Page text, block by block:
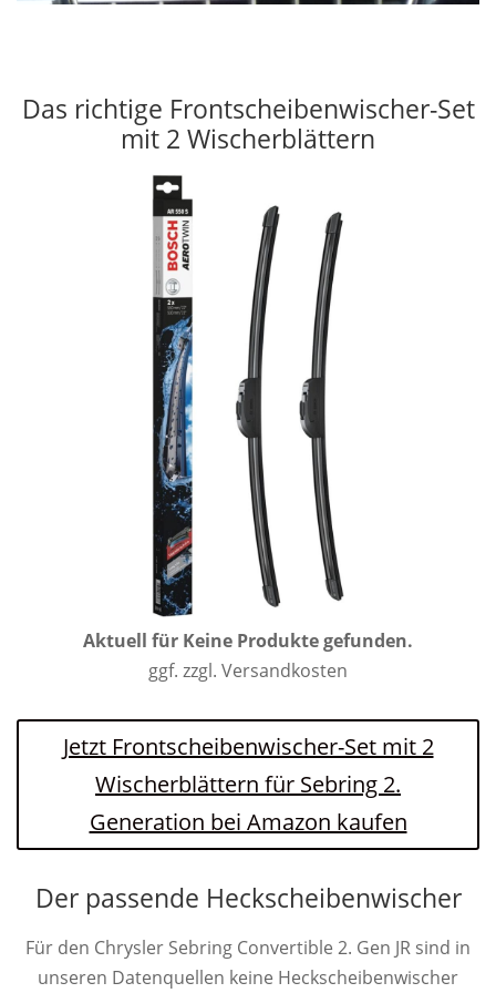
Das richtige Frontscheibenwischer-Set
mit 2 Wischerblättern
Aktuell für Keine Produkte gefunden.
ggf. zzgl. Versandkosten
Jetzt Frontscheibenwischer-Set mit 2
Wischerblättern für Sebring 2.
Generation bei Amazon kaufen
Der passende Heckscheibenwischer
Für den Chrysler Sebring Convertible 2. Gen JR sind in
unseren Datenquellen keine Heckscheibenwischer